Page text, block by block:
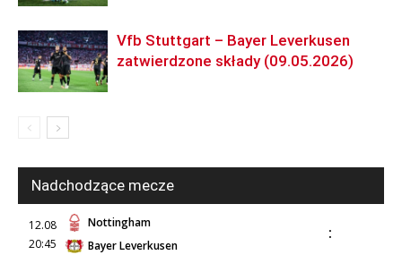
Vfb Stuttgart – Bayer Leverkusen
zatwierdzone składy (09.05.2026)
Nadchodzące mecze
12.08
20:45
Nottingham
Bayer Leverkusen
: